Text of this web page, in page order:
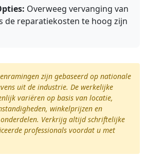
Overweeg vervanging van
de reparatiekosten te hoog zijn
zijn gebaseerd op nationale
uit de industrie. De werkelijke
variëren op basis van locatie,
winkelprijzen en
Verkrijg altijd schriftelijke
professionals voordat u met